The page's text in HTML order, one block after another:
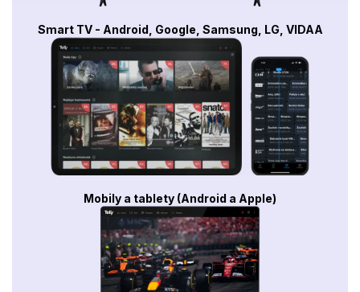
Smart TV - Android, Google, Samsung, LG, VIDAA
Mobily a tablety (Android a Apple)